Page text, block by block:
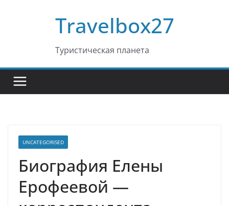
Travelbox27
Туристическая планета
UNCATEGORISED
Биография Елены
Ерофеевой —